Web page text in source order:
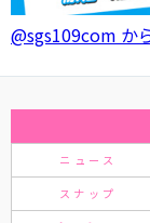
@sgs109com か
ニュース
スナップ